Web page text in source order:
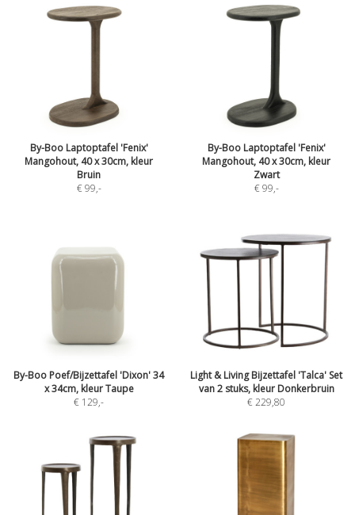
By-Boo Laptoptafel 'Fenix'
Mangohout, 40 x 30cm, kleur
Bruin
€ 99,-
By-Boo Laptoptafel 'Fenix'
Mangohout, 40 x 30cm, kleur
Zwart
€ 99,-
By-Boo Poef/Bijzettafel 'Dixon' 34
x 34cm, kleur Taupe
€ 129,-
Light & Living Bijzettafel 'Talca' Set
van 2 stuks, kleur Donkerbruin
€ 229,80